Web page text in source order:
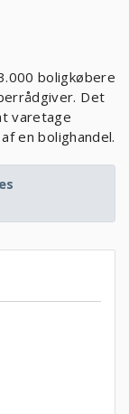
boligkøbere
Det
varetage
en bolighandel.